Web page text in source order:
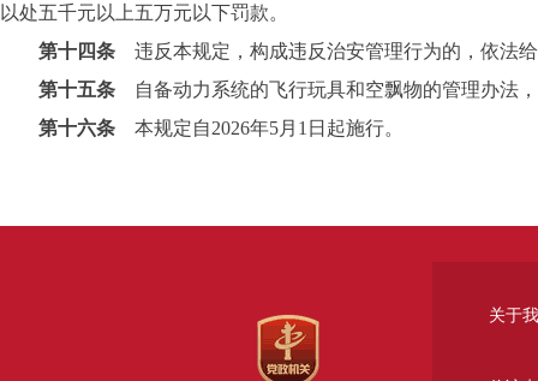
以处五千元以上五万元以下罚款。
第十四条 违反本规定，构成违反治安管理行为的，依法
第十五条 自备动力系统的飞行玩具和空飘物的管理办法
第十六条 本规定自2026年5月1日起施行。
关于